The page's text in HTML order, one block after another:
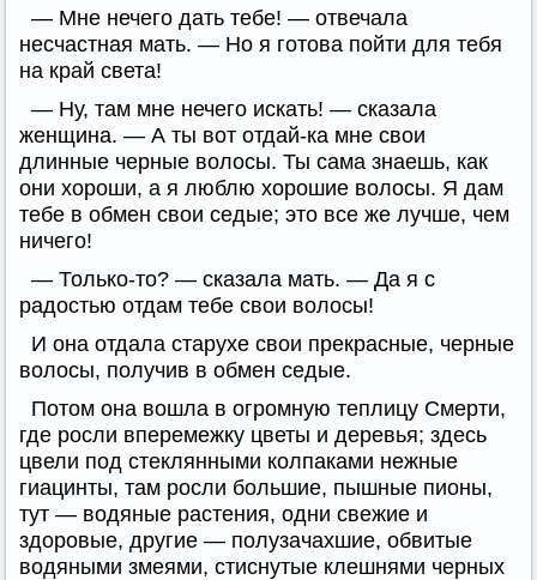
— Мне нечего дать тебе! — отвечала
несчастная мать. — Но я готова пойти для тебя
на край света!
— Ну, там мне нечего искать! — сказала
женщина. — А ты вот отдай-ка мне свои
длинные черные волосы. Ты сама знаешь, как
они хороши, а я люблю хорошие волосы. Я дам
тебе в обмен свои седые; это все же лучше, чем
ничего!
— Только-то? — сказала мать. — Да я с
радостью отдам тебе свои волосы!
И она отдала старухе свои прекрасные, черные
волосы, получив в обмен седые.
Потом она вошла в огромную теплицу Смерти,
где росли вперемежку цветы и деревья; здесь
цвели под стеклянными колпаками нежные
гиацинты, там росли большие, пышные пионы,
тут — водяные растения, одни свежие и
здоровые, другие — полузачахшие, обвитые
водяными змеями, стиснутые клешнями черных